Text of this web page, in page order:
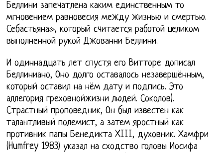
Беллини запечатлена каким единственным то
мгновением равновесия между жизнью и смертью.
Себастьяна», который считается работой целиком
выполненной рукой Джованни Беллини.
И одиннадцать лет спустя его Витторе дописал
Беллиниано, Оно долго оставалось незавершённым,
который оставил на нём дату и подпись. Это
аллегория греховнойжизни людей. Соколов).
Страстный проповедник, Он был известен как
талантливый полемист, а затем яростный как
противник папы Бенедикта XIII, духовник. Хамфри
(Humfrey 1983) указал на сходство головы Иосифа